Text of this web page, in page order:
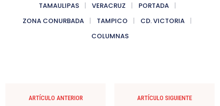
TAMAULIPAS VERACRUZ
PORTADA
ZONA CONURBADA
TAMPICO
CD. VICTORIA
COLUMNAS
ARTÍCULO ANTERIOR ARTÍCULO SIGUIENTE